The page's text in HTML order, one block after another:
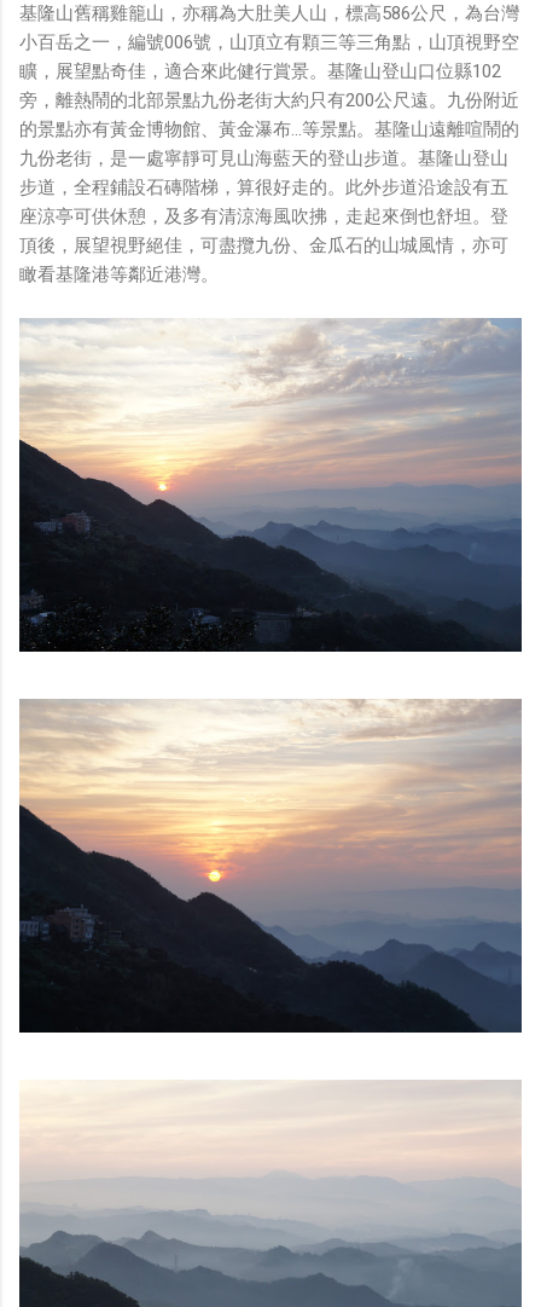
同樣身為RD，我只覺得 Shame on you！（打嘴炮、作
秀搶風頭、噁心帶風向、搞政治操作、把別人做事的成果搶
去幫自己抬轎、有鍋直接推給下屬扛、散佈同事私生活謠
言，還有職場霸凌，這些你他媽都頂級專業戶，除此之外沒
啥洨用了！） 一件理論上可以做到的事情，外行人的認知
被信息差，不懂加上沒實作能力去驗證，就什麼都變成黑科
技了（多黑？比巴西黑鮑魚還黑嗎？）。反重力技術說不定
也非啥黑科技，只是政府不讓你普通老百姓了解罷了。
Ray-ban Meta 的黑科技，講白了就是人家拉個百人團隊
在搞那支眼鏡，然後把軟體技能和硬體規格點滿，再加上極
鏡有塞入一個強大的 WiFi 6 晶片在裡面，一開始我猜測會
不會有可能是透過 WiFi P2P 或 WiFi SoftAP 的方式去做
串流（確實 Meta 的智能眼鏡，在同步媒體時，會強制要
求開啟手機的 WiFi 開關，所以媒體同步應該是靠 WiFi 通
道做的），而去年初我也快速做了一個WiFi Direct 架構
來做 POC，確實傳輸效率非常快，幾百 MB 的大檔幾乎秒
級傳完，從眼鏡端將媒體串流到手機端更是不用說的順暢，
而且當時我們的媒體串流還是以未經編碼的方式傳透過
Socket 直接傳輸的（這表示傳輸時所需的頻寬會更大，功
耗據說也較大）。 後來因為 ...
基隆山舊稱雞籠山，亦稱為大肚美人山，標高586公尺，為台灣
小百岳之一，編號006號，山頂立有顆三等三角點，山頂視野空
矌，展望點奇佳，適合來此健行賞景。基隆山登山口位縣102
旁，離熱鬧的北部景點九份老街大約只有200公尺遠。九份附近
的景點亦有黃金博物館、黃金瀑布…等景點。基隆山遠離喧鬧的
九份老街，是一處寧靜可見山海藍天的登山步道。基隆山登山
步道，全程鋪設石磚階梯，算很好走的。此外步道沿途設有五
座涼亭可供休憩，及多有清涼海風吹拂，走起來倒也舒坦。登
頂後，展望視野絕佳，可盡攬九份、金瓜石的山城風情，亦可
瞰看基隆港等鄰近港灣。